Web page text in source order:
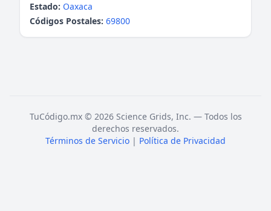
Estado: Oaxaca
Códigos Postales: 69800
TuCódigo.mx © 2026 Science Grids, Inc. — Todos los
derechos reservados.
Términos de Servicio | Política de Privacidad